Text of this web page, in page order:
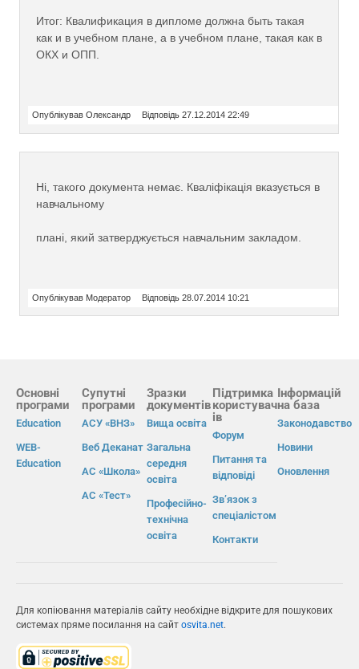
Итог: Квалификация в дипломе должна быть такая
как и в учебном плане, а в учебном плане, такая как в
ОКХ и ОПП.
Опублікував Олександр Відповідь 27.12.2014 22:49
Ні, такого документа немає. Кваліфікація вказується в
навчальному
плані, який затверджується навчальним закладом.
Опублікував Модератор Відповідь 28.07.2014 10:21
Основні
програми
Education
WEB-
Education
Супутні
програми
АСУ «ВНЗ»
Веб Деканат
АС «Школа»
АС «Тест»
Зразки
документів
Вища освіта
Загальна
середня
освіта
Професійно-
технічна
освіта
Підтримка
користувач
ів
Форум
Питання та
відповіді
Зв’язок з
спеціалістом
Контакти
Інформацій
на база
Законодавство
Новини
Оновлення
Для копіювання матеріалів сайту необхідне відкрите для пошукових
системах пряме посилання на сайт osvita.net.